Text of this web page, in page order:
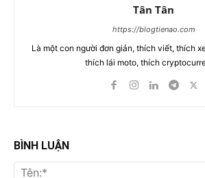
Tân Tân
https://blogtienao.com
Là một con người đơn giản, thích viết, thích
thích lái moto, thích
BÌNH LUẬN